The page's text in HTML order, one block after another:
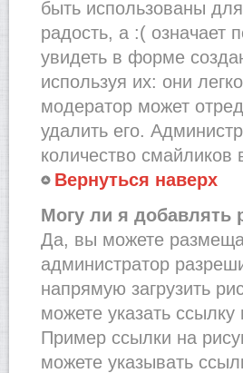
быть использованы
радость, а :( означает
увидеть в форме
используя их: они
модератор может
удалить его.
количество
Вернуться наверх
Могу ли я добавлять
Да, вы можете
администратор
напрямую загрузить
можете указать
Пример ссылки на
можете указывать